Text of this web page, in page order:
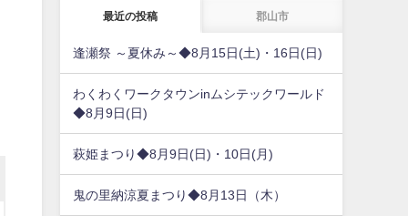
最近の投稿 郡山市
逢瀬祭 ～夏休み～◆8月15日(土)・16日(日)
わくわくワークタウンinムシテックワールド
◆8月9日(日)
萩姫まつり◆8月9日(日)・10日(月)
鬼の里納涼夏まつり◆8月13日（木）